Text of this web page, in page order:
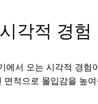
각적 경험
에서 오는 시각적 경
면적으로 몰입감을 높